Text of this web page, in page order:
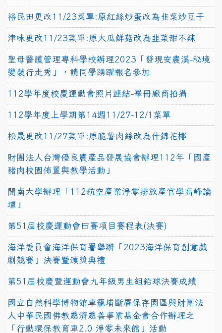
裕民田更改11/23菜單:原紅絲炒蛋改為韭菜炒豆干
津味更改11/23菜單:原大瓜鮮菇改為韭菜甜不辣
聖母醫護管理專科學校辦理2023「發現安農溪-秘境
變裝行走秀」，請同學踴躍報名參加
112學年度校慶運動會照片連結-畢冊廠商拍攝
112學年度上學期第14週11/27-12/1菜單
松晟更改11/27菜單:原脆薯肉絲改為什錦花椰
財團法人台灣優良農產品發展協會辦理112年「國產
豬肉校園佈置與教學活動」
開南大學辦理「112航空產業淨零排放產官學高峰論
壇」
第51屆校慶運動會田賽項目賽程表(決賽)
海洋委員會海洋保育署舉辦「2023海洋保育創意戲
劇競賽」決賽暨頒獎典禮
第51屆校慶暨運動會九年級男生組鉛球決賽成績
國立自然科學博物館車籠埔斷層保存園區與財團法
人中華民國佛教慈濟慈善事業基金會合作辦理之
「行動環保教育車2.0 淨零未來館」活動